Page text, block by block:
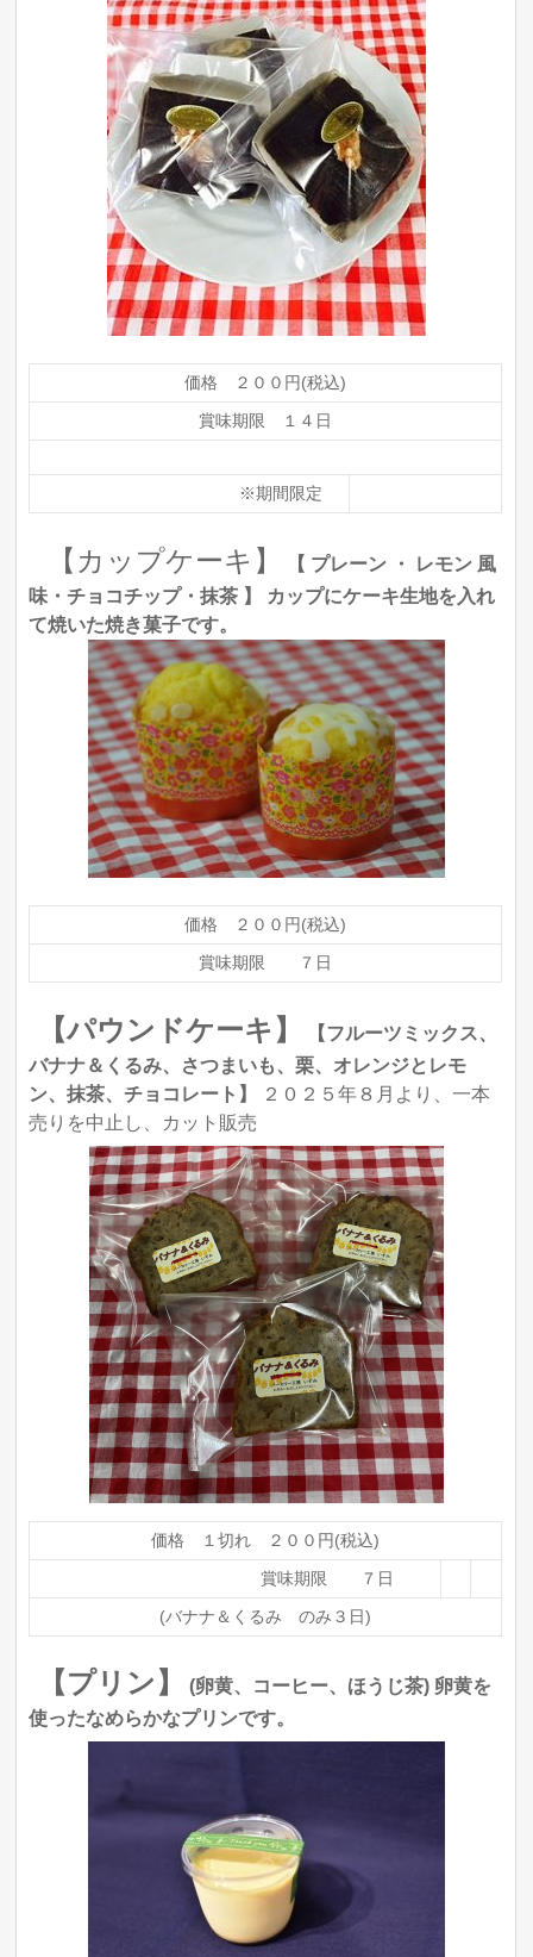
価格 ２００円(税込)
賞味期限 １４日
※期間限定
【カップケーキ】 【 プレーン ・ レモン 風
味・チョコチップ・抹茶 】
カップにケーキ生地を入れ
て焼いた焼き菓子です。
価格 ２００円(税込)
賞味期限 ７日
【パウンドケーキ】
【フルーツミックス、
バナナ＆くるみ、さつまいも、栗、オレンジとレモ
ン、抹茶、チョコレート】
２０２５年８月より、一本
売りを中止し、カット販売
価格 １切れ ２００円(税込)
賞味期限 ７日
(バナナ＆くるみ のみ３日)
【プリン】 (卵黄、コーヒー、ほうじ茶) 卵黄を
使ったなめらかなプリンです。